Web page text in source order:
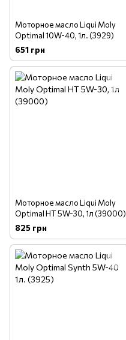
Моторное масло Liqui Moly
Optimal 10W-40, 1л. (3929)
651 грн
Моторное масло Liqui Moly
Optimal HT 5W-30, 1л (39000)
825 грн